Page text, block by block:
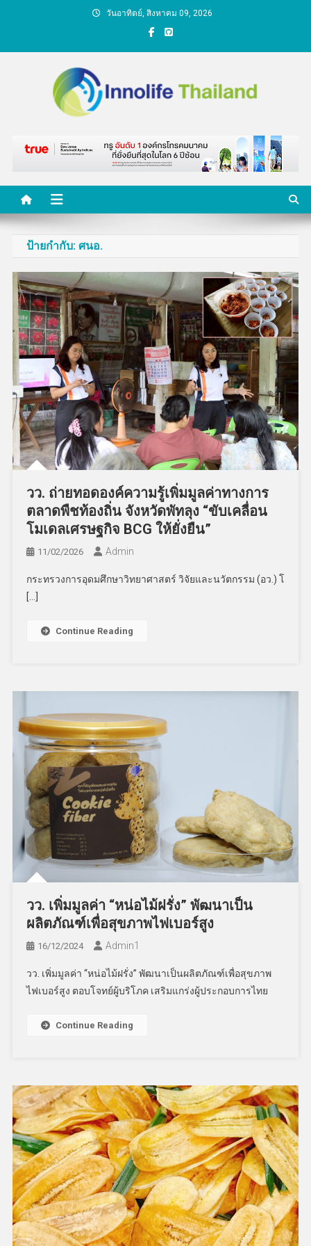
วันอาทิตย์, สิงหาคม 09, 2026
คนกับความคิด ชีวิตกับ
นวัตกรรม
ป้ายกำกับ: ศนอ.
วว. ถ่ายทอดองค์ความรู้เพิ่มมูลค่าทางการ
ตลาดพืชท้องถิ่น จังหวัดพัทลุง “ขับเคลื่อน
โมเดลเศรษฐกิจ BCG ให้ยั่งยืน”
11/02/2026 Admin
กระทรวงการอุดมศึกษาวิทยาศาสตร์ วิจัยและนวัตกรรม (อว.) โ
[…]
Continue Reading
วว. เพิ่มมูลค่า “หน่อไม้ฝรั่ง” พัฒนาเป็น
ผลิตภัณฑ์เพื่อสุขภาพไฟเบอร์สูง
16/12/2024 Admin​1
วว. เพิ่มมูลค่า “หน่อไม้ฝรั่ง” พัฒนาเป็นผลิตภัณฑ์เพื่อสุขภาพ
ไฟเบอร์สูง ตอบโจทย์ผู้บริโภค เสริมแกร่งผู้ประกอบการไทย
Continue Reading